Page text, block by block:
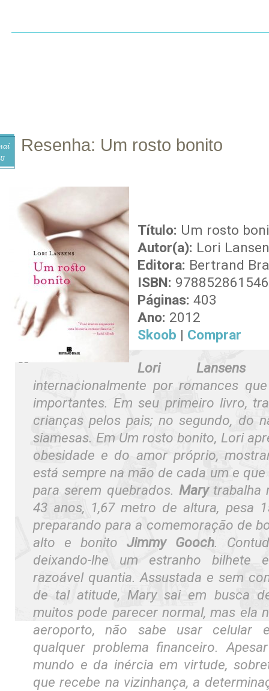
Resenha: Um rosto bonito
Título: Um rosto
Autor(a): Lori
Editora: Bertrand
ISBN:
Páginas: 403
Ano: 2012
Skoob | Comprar
Lori Lansensé
internacionalmente por romances
importantes. Em seu primeiro livro,
crianças pelos pais; no segundo, do
siamesas. Em Um rosto bonito, Lori
obesidade e do amor próprio,
está sempre na mão de cada um e
para serem quebrados. Mary trabalha
43 anos, 1,67 metro de altura, pesa
preparando para a comemoração de
alto e bonitoJimmy Gooch.
deixando-lhe um estranho
razoável quantia. Assustada e sem
de tal atitude, Mary sai em busca
muitos pode parecer normal, mas ela
aeroporto, não sabe usar celular
qualquer problema financeiro.
mundo e da inércia em virtude,
que recebe na vizinhança, a